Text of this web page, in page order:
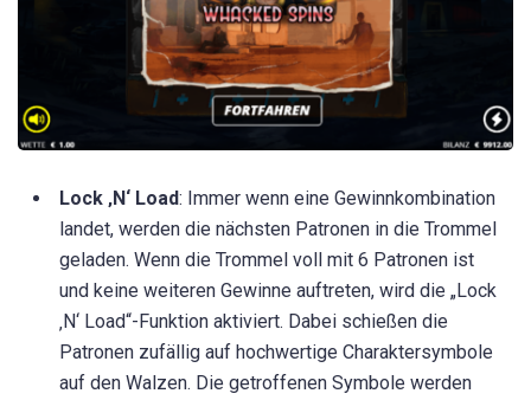
Lock ‚N‘ Load: Immer wenn eine Gewinnkombination
landet, werden die nächsten Patronen in die Trommel
geladen. Wenn die Trommel voll mit 6 Patronen ist
und keine weiteren Gewinne auftreten, wird die „Lock
‚N‘ Load“-Funktion aktiviert. Dabei schießen die
Patronen zufällig auf hochwertige Charaktersymbole
auf den Walzen. Die getroffenen Symbole werden